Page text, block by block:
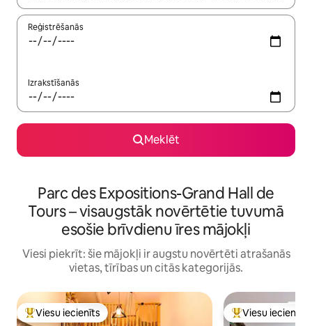
Reģistrēšanās
Izrakstīšanās
Meklēt
Parc des Expositions-Grand Hall de
Tours – visaugstāk novērtētie tuvumā
esošie brīvdienu īres mājokļi
Viesi piekrīt: šie mājokļi ir augstu novērtēti atrašanās
vietas, tīrības un citās kategorijās.
Populārs viesu iecienīts mājoklis
Viesu iecienīts Populārs viesu
Viesu iecienīts